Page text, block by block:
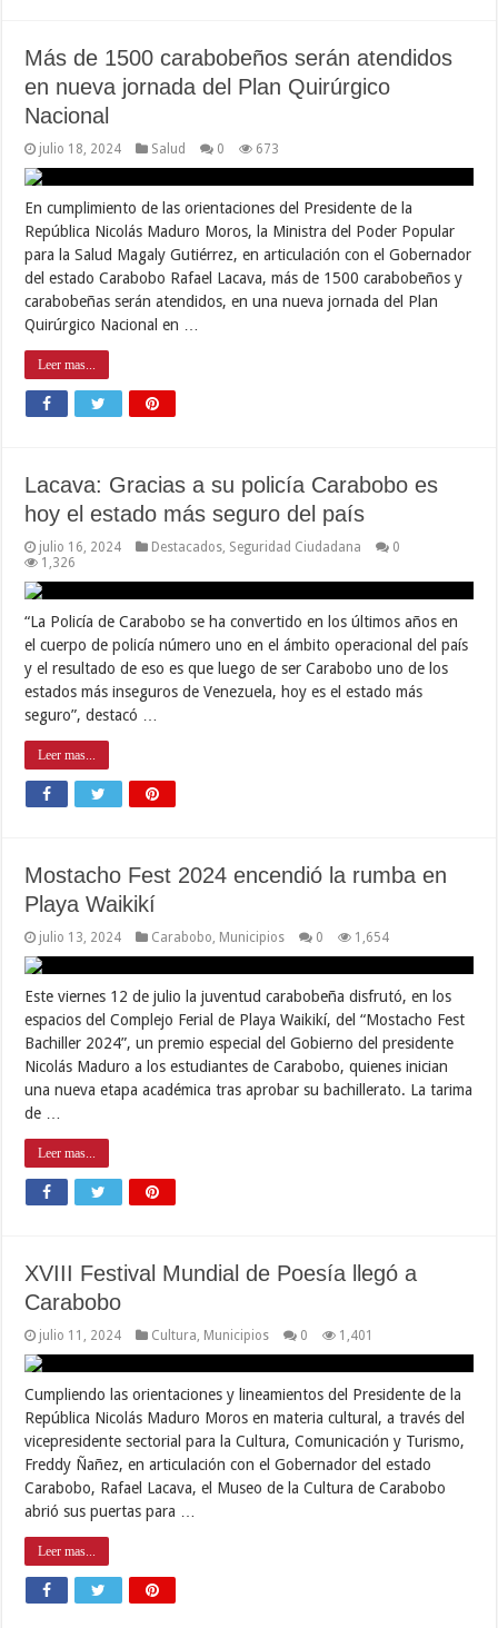
Más de 1500 carabobeños serán atendidos
en nueva jornada del Plan Quirúrgico
Nacional
julio 18, 2024 Salud 0 673
En cumplimiento de las orientaciones del Presidente de la
República Nicolás Maduro Moros, la Ministra del Poder Popular
para la Salud Magaly Gutiérrez, en articulación con el Gobernador
del estado Carabobo Rafael Lacava, más de 1500 carabobeños y
carabobeñas serán atendidos, en una nueva jornada del Plan
Quirúrgico Nacional en …
Leer mas...
Lacava: Gracias a su policía Carabobo es
hoy el estado más seguro del país
julio 16, 2024 Destacados Seguridad Ciudadana
0
1,326
“La Policía de Carabobo se ha convertido en los últimos años en
el cuerpo de policía número uno en el ámbito operacional del país
y el resultado de eso es que luego de ser Carabobo uno de los
estados más inseguros de Venezuela, hoy es el estado más
seguro”, destacó …
Leer mas...
Mostacho Fest 2024 encendió la rumba en
Playa Waikikí
julio 13, 2024 Carabobo Municipios 0 1,654
Este viernes 12 de julio la juventud carabobeña disfrutó, en los
espacios del Complejo Ferial de Playa Waikikí, del “Mostacho Fest
Bachiller 2024”, un premio especial del Gobierno del presidente
Nicolás Maduro a los estudiantes de Carabobo, quienes inician
una nueva etapa académica tras aprobar su bachillerato. La tarima
de …
Leer mas...
XVIII Festival Mundial de Poesía llegó a
Carabobo
julio 11, 2024 Cultura Municipios 0 1,401
Cumpliendo las orientaciones y lineamientos del Presidente de la
República Nicolás Maduro Moros en materia cultural, a través del
vicepresidente sectorial para la Cultura, Comunicación y Turismo,
Freddy Ñañez, en articulación con el Gobernador del estado
Carabobo, Rafael Lacava, el Museo de la Cultura de Carabobo
abrió sus puertas para …
Leer mas...